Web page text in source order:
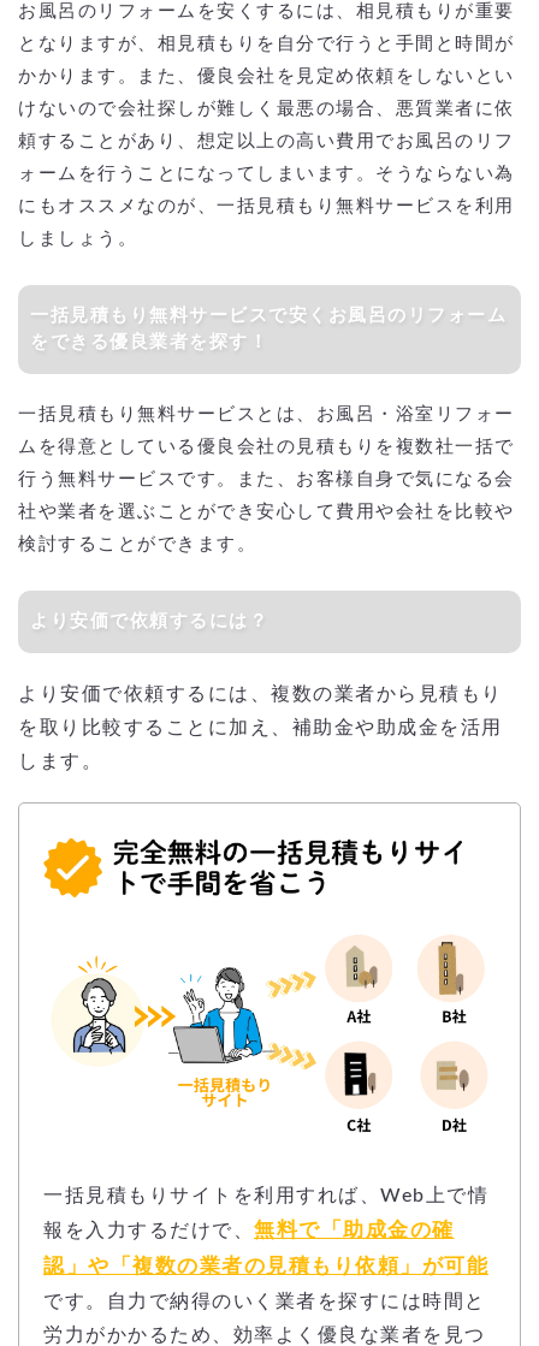
お風呂のリフォームを安くするには、相見積もりが重要
となりますが、相見積もりを自分で行うと手間と時間が
かかります。また、優良会社を見定め依頼をしないとい
けないので会社探しが難しく最悪の場合、悪質業者に依
頼することがあり、想定以上の高い費用でお風呂のリフ
ォームを行うことになってしまいます。そうならない為
にもオススメなのが、一括見積もり無料サービスを利用
しましょう。
一括見積もり無料サービスで安くお風呂のリフォーム
をできる優良業者を探す！
一括見積もり無料サービスとは、お風呂・浴室リフォー
ムを得意としている優良会社の見積もりを複数社一括で
行う無料サービスです。また、お客様自身で気になる会
社や業者を選ぶことができ安心して費用や会社を比較や
検討することができます。
より安価で依頼するには？
より安価で依頼するには、複数の業者から見積もり
を取り比較することに加え、補助金や助成金を活用
します。
一括見積もりサイトを利用すれば、Web上で情
報を入力するだけで、 無料で「助成金の確
認」や「複数の業者の見積もり依頼」が可能
です。自力で納得のいく業者を探すには時間と
労力がかかるため、効率よく優良な業者を見つ